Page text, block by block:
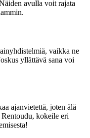
avulla voit rajata
vaikka ne
yllättävä sana voi
ajanvietettä, joten älä
Rentoudu, kokeile eri